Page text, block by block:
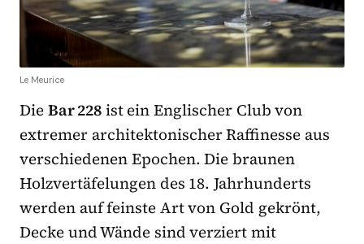
Le Meurice
DieBar 228ist ein Englischer Club von
extremer architektonischer Raffinesse aus
verschiedenen Epochen. Die braunen
Holzvertäfelungen des 18. Jahrhunderts
werden auf feinste Art von Gold gekrönt,
Decke und Wände sind verziert mit